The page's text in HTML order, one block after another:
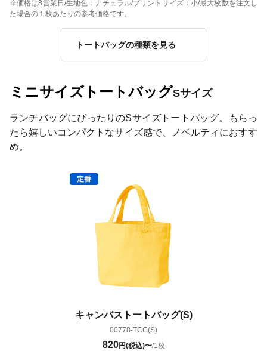
※価格は8営業日/生地色：ナチュラル/プリントサイズ：小/最大枚数を注文し
た場合の１枚あたりの参考価格です。
トートバッグの種類を見る
ミニサイズトートバッグSサイズ
ランチバッグにぴったりのSサイズトートバッグ。もらっ
たら嬉しいコンパクトなサイズ感で、ノベルティにおすす
め。
キャンバストートバッグ(S)
00778-TCC(S)
820円(税込)〜/1枚